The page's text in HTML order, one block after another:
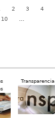
2 3
4
10
…
Transparencia